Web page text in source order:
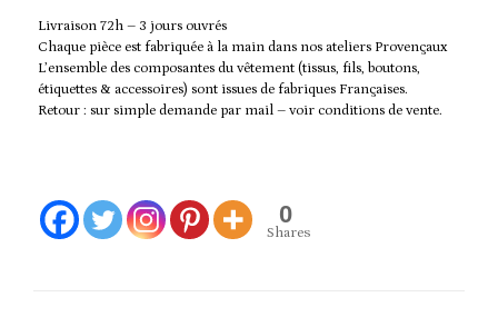
Livraison 72h – 3 jours ouvrés
Chaque pièce est fabriquée à la main dans nos ateliers Provençaux
L’ensemble des composantes du vêtement (tissus, fils, boutons,
étiquettes & accessoires) sont issues de fabriques Françaises.
Retour : sur simple demande par mail – voir conditions de vente.
0
Shares